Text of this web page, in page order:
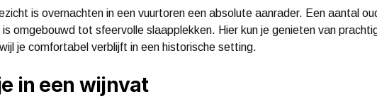
is overnachten in een vuurtoren een absolute aanrader. Een aantal
omgebouwd tot sfeervolle slaapplekken. Hier kun je genieten van
je comfortabel verblijft in een historische setting.
in een wijnvat